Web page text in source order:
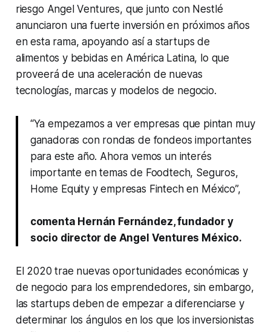
riesgo Angel Ventures, que junto con Nestlé
anunciaron una fuerte inversión en próximos años
en esta rama, apoyando así a startups de
alimentos y bebidas en América Latina, lo que
proveerá de una aceleración de nuevas
tecnologías, marcas y modelos de negocio.
“Ya empezamos a ver empresas que pintan muy
ganadoras con rondas de fondeos importantes
para este año. Ahora vemos un interés
importante en temas de Foodtech, Seguros,
Home Equity y empresas Fintech en México”,
comenta Hernán Fernández, fundador y
socio director de Angel Ventures México.
El 2020 trae nuevas oportunidades económicas y
de negocio para los emprendedores, sin embargo,
las startups deben de empezar a diferenciarse y
determinar los ángulos en los que los inversionistas